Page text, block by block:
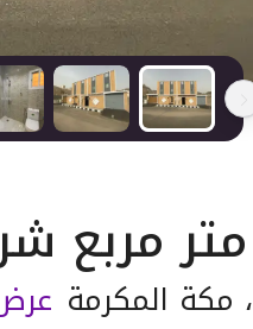
، مكة المكرمة